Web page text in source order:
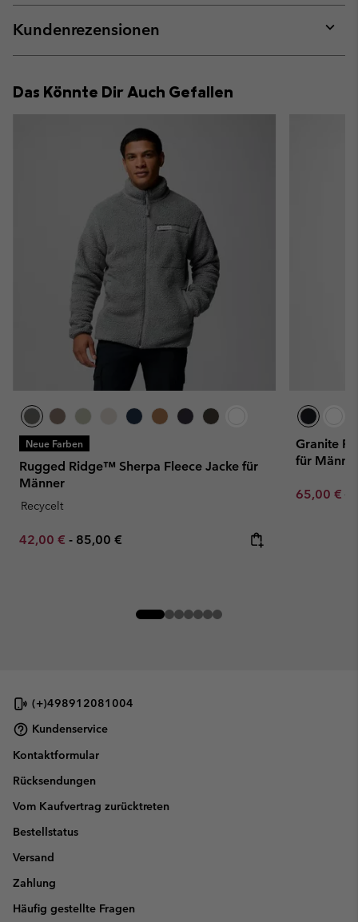
or
Kundenrezensionen
or
Das Könnte Dir Auch Gefallen
Neue Farben
Rugged Ridge™ Sherpa Fleece Jacke für
Männer
Recycelt
Minimum sale price:
42,00 € - Maximum price:
85,00 €
Granite
für
Sale price:
65,00 €
(+)498912081004
Kundenservice
Kontaktformular
Rücksendungen
Vom Kaufvertrag zurücktreten
Bestellstatus
Versand
Zahlung
Häufig gestellte Fragen